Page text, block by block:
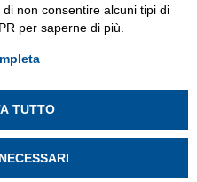
non consentire alcuni tipi di
per saperne di più.
TUTTO